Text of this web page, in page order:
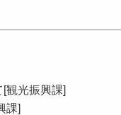
観光振興課]
課]